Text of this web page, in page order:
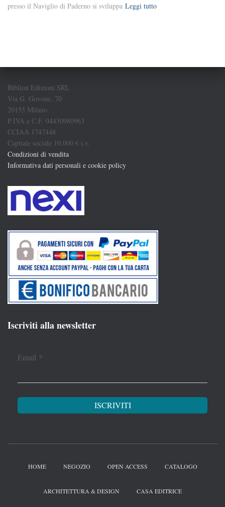
presso il Naviglio di Paderno si sviluppa Leggi tutto
Biblion Edizioni SRL
Via G. Govone, 70
20155 Milano
P.IVA e C.F. 04430980963
CCIAA 1747448
Capitale sociale 10.000 € i.v.
Condizioni di vendita
Informativa dati personali e cookie policy
Iscriviti alla newsletter
Email *
HOME NEGOZIO OPEN ACCESS CATALOGO
ARCHITETTURA & DESIGN CASA EDITRICE